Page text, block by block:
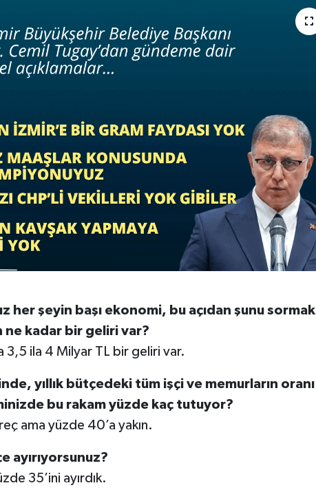
her şeyin başı ekonomi, bu açıdan şunu sormak
kadar bir geliri var?
3,5 ila 4 Milyar TL bir geliri var.
yıllık bütçedeki tüm işçi ve memurların oranı
bu rakam yüzde kaç tutuyor?
ama yüzde 40’a yakın.
ayırıyorsunuz?
35’ini ayırdık.